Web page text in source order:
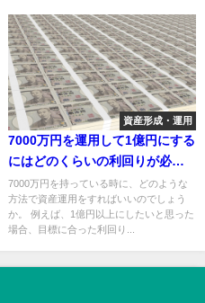
資産形成・運用
7000万円を運用して1億円にする
にはどのくらいの利回りが必要
か？
7000万円を持っている時に、どのような
方法で資産運用をすればいいのでしょう
か。 例えば、1億円以上にしたいと思った
場合、目標に合った利回り...